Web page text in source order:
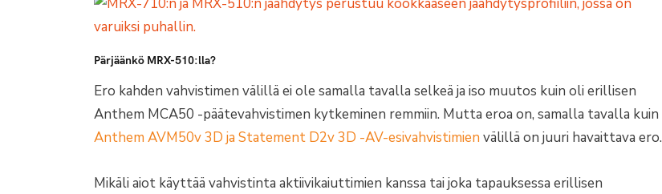
Pärjäänkö MRX-510:lla?
Ero kahden vahvistimen välillä ei ole samalla tavalla selkeä ja iso muutos kuin oli erillisen
Anthem MCA50 -päätevahvistimen kytkeminen remmiin. Mutta eroa on, samalla tavalla kuin
Anthem AVM50v 3D ja Statement D2v 3D -AV-esivahvistimien välillä on juuri havaittava ero.
Mikäli aiot käyttää vahvistinta aktiivikaiuttimien kanssa tai joka tapauksessa erillisen